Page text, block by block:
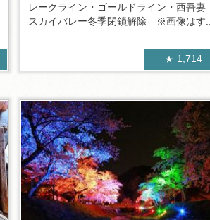
レークライン・ゴールドライン・西吾妻
スカイバレー冬季閉鎖解除 ※画像はす...
1,714